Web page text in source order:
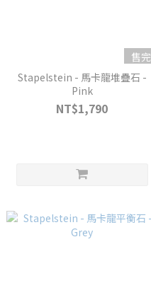
售完
Stapelstein - 馬卡龍堆疊石 -
Pink
NT$1,790